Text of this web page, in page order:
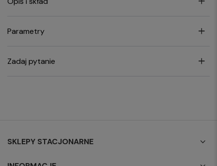
Parametry
Zadaj pytanie
SKLEPY STACJONARNE